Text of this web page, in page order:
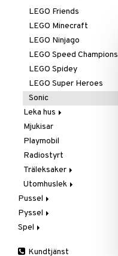
Greta Gris
Harry Potter
Hello Kitty
L.O.L.
Mamma Mu
Mulle
Mumin
My Little Pony
Paw Patrol
Pettson & Findus
Pippi Långstrump
Pokemon
Pyjamashjältarna
Skrållan
Spiderman
Super Mario
LEGO Friends
LEGO Minecraft
LEGO Ninjago
LEGO Speed Champions
LEGO Spidey
LEGO Super Heroes
Sonic
Leka hus
Kök & Köksredskap
Städning
Mjukisar
Playmobil
Radiostyrt
Träleksaker
Brio
Jabadabado
Micki
Utomhuslek
Strandlek
Utomhus-leksaker
Utomhus-spel
Pussel
1000 bitar
1500 bitar
Pyssel
Lekdeg
Spel
Kundtjänst